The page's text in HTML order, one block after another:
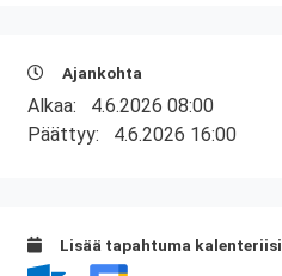
Ajankohta
Alkaa: 4.6.2026 08:00
Päättyy: 4.6.2026 16:00
Lisää tapahtuma kalenteriisi